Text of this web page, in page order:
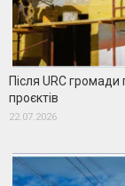
Після URC
проєктів
22.07.2026